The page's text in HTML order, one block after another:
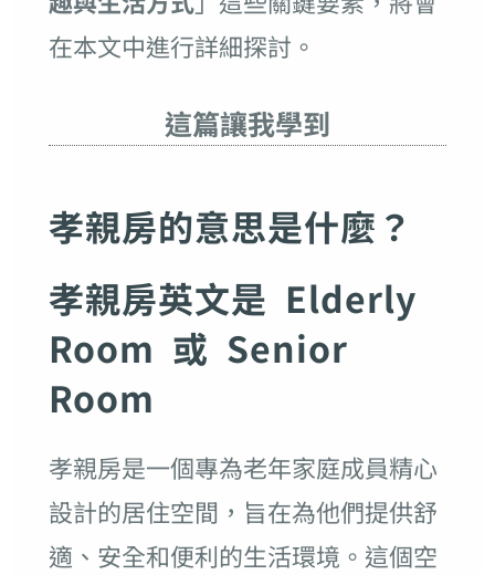
在本文中進行詳細探討。
這篇讓我學到
孝親房的意思是什麼？
孝親房英文是 Elderly
Room 或 Senior
Room
孝親房是一個專為老年家庭成員精心
設計的居住空間，旨在為他們提供舒
適、安全和便利的生活環境。這個空